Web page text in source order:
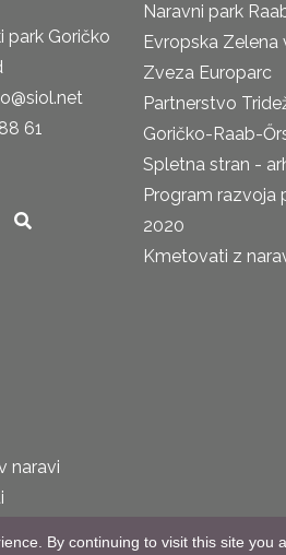
park Goričko
61
naravi
Naravni park
Evropska Zelena
Zveza Europarc
Partnerstvo
Goričko-Raab-
Spletna stran -
Program razvoja
2020
Kmetovati z
By continuing to visit this site you